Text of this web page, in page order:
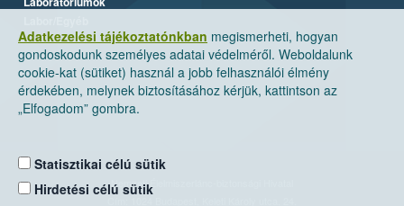
Adatkezelési tájékoztatónkban megismerheti, hogyan
gondoskodunk személyes adatai védelméről. Weboldalunk
cookie-kat (sütiket) használ a jobb felhasználói élmény
érdekében, melynek biztosításához kérjük, kattintson az
„Elfogadom” gombra.
Statisztikai célú sütik
Hirdetési célú sütikNemzeti Élelmiszerlánc-biztonsági Hivatal